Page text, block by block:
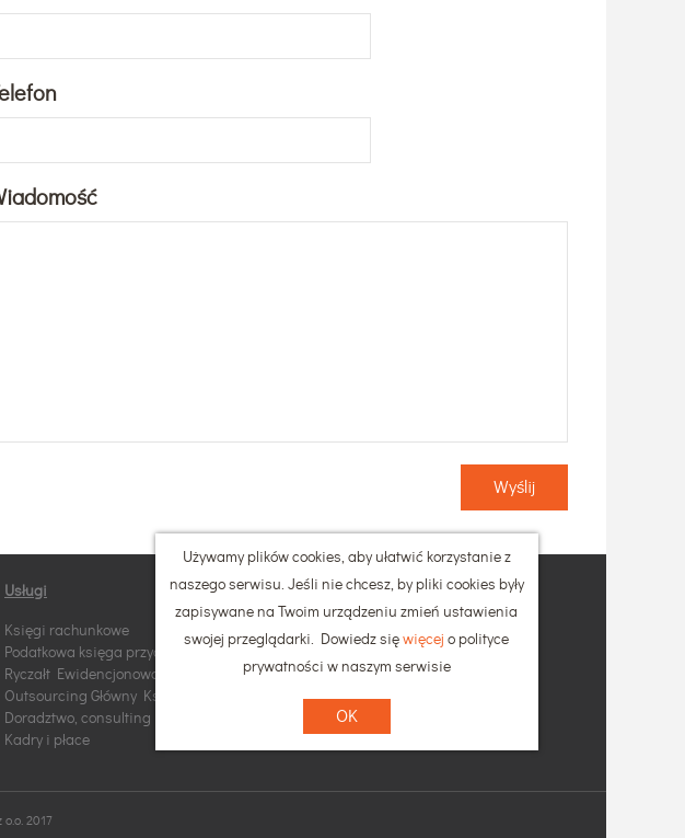
Wyślij
Usługi
Księgi rachunkowe
Podatkowa księga przychodów i rozchodów
Ryczałt Ewidencjonowany
Outsourcing Główny Księgowy
Doradztwo, consulting
Kadry i płace
Referencje
Kariera
2017
Używamy plików cookies, aby ułatwić korzystanie z
naszego serwisu. Jeśli nie chcesz, by pliki cookies były
zapisywane na Twoim urządzeniu zmień ustawienia
swojej przeglądarki. Dowiedz sięwięcej o polityce
prywatności w naszym serwisie
OK